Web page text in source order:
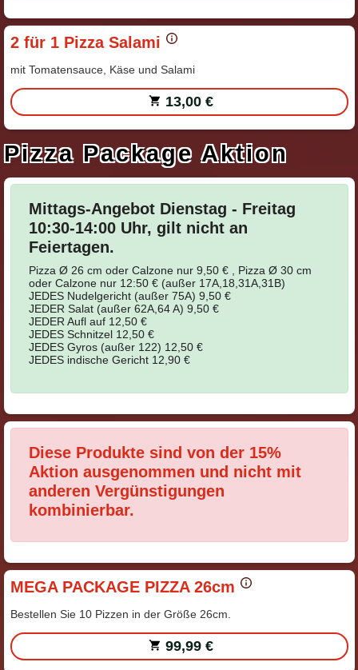
2 für 1 Pizza Salami
mit Tomatensauce, Käse und Salami
13,00 €
Pizza Package Aktion
Mittags-Angebot Dienstag - Freitag
10:30-14:00 Uhr, gilt nicht an
Feiertagen.
Pizza Ø 26 cm oder Calzone nur 9,50 € , Pizza Ø 30 cm
oder Calzone nur 12:50 € (außer 17A,18,31A,31B)
JEDES Nudelgericht (außer 75A) 9,50 €
JEDER Salat (außer 62A,64 A) 9,50 €
JEDER Aufl auf 12,50 €
JEDES Schnitzel 12,50 €
JEDES Gyros (außer 122) 12,50 €
JEDES indische Gericht 12,90 €
Diese Produkte sind von der 15%
Aktion ausgenommen und nicht mit
anderen Vergünstigungen
kombinierbar.
MEGA PACKAGE PIZZA 26cm
Bestellen Sie 10 Pizzen in der Größe 26cm.
99,99 €